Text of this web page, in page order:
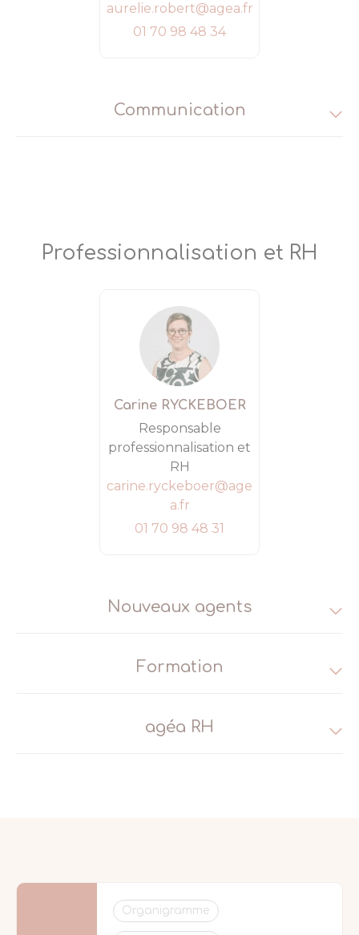
aurelie.robert@agea.fr
01 70 98 48 34
Communication
Professionnalisation et RH
Carine RYCKEBOER
Responsable
professionnalisation et
RH
carine.ryckeboer@age
a.fr
01 70 98 48 31
Nouveaux agents
Formation
agéa RH
Organigramme